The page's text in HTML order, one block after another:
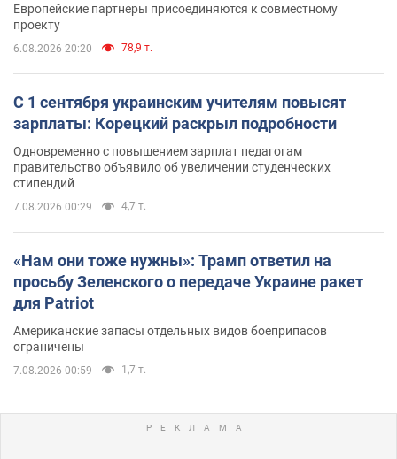
Европейские партнеры присоединяются к совместному
проекту
6.08.2026 20:20 78,9 т.
С 1 сентября украинским учителям повысят
зарплаты: Корецкий раскрыл подробности
Одновременно с повышением зарплат педагогам
правительство объявило об увеличении студенческих
стипендий
7.08.2026 00:29 4,7 т.
«Нам они тоже нужны»: Трамп ответил на
просьбу Зеленского о передаче Украине ракет
для Patriot
Американские запасы отдельных видов боеприпасов
ограничены
7.08.2026 00:59 1,7 т.